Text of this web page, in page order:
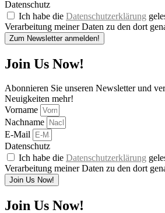
Datenschutz
Ich habe die Datenschutzerklärung
Verarbeitung meiner Daten zu den dort
Zum Newsletter anmelden!
Join Us Now!
Abonnieren Sie unseren Newsletter und
Neuigkeiten mehr!
Vorname
Nachname
E-Mail
Datenschutz
Ich habe die Datenschutzerklärung
Verarbeitung meiner Daten zu den dort
Join Us Now!
Join Us Now!